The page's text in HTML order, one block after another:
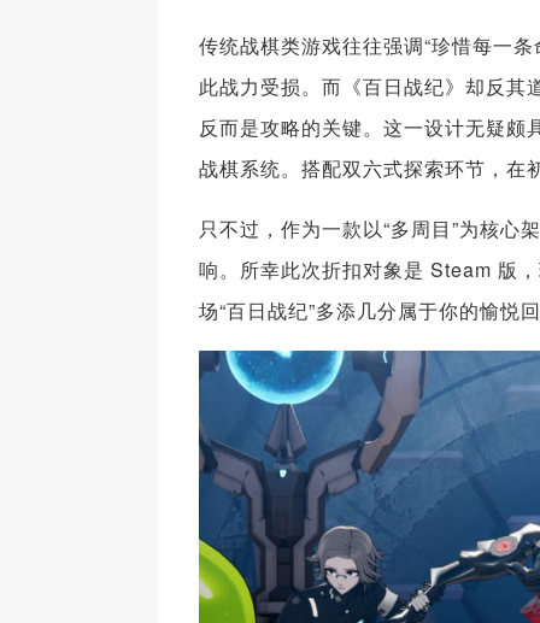
传统战棋类游戏往往强调“珍惜每一
此战力受损。而《百日战纪》却反
反而是攻略的关键。这一设计无疑
战棋系统。搭配双六式探索环节，在
只不过，作为一款以“多周目”为核
响。所幸此次折扣对象是 Steam 版
场“百日战纪”多添几分属于你的愉悦